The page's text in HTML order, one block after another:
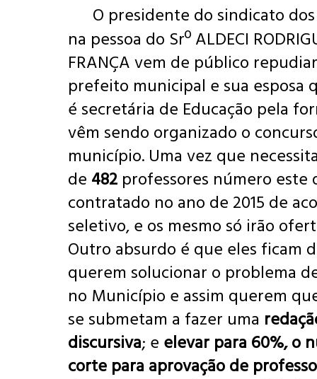
O presidente do sindicato
na pessoa do Srº ALDECI
FRANÇA vem de público
prefeito municipal e sua esposa
é secretária de Educação pela
vêm sendo organizado o
município. Uma vez que
de 482 professores número este
contratado no ano de 2015 de
seletivo, e os mesmo só irão
Outro absurdo é que eles ficam
querem solucionar o problema
no Município e assim querem
se submetam a fazer uma
discursiva; e elevar para 60%,o
corte para aprovação de